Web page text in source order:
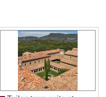
Skip Forward